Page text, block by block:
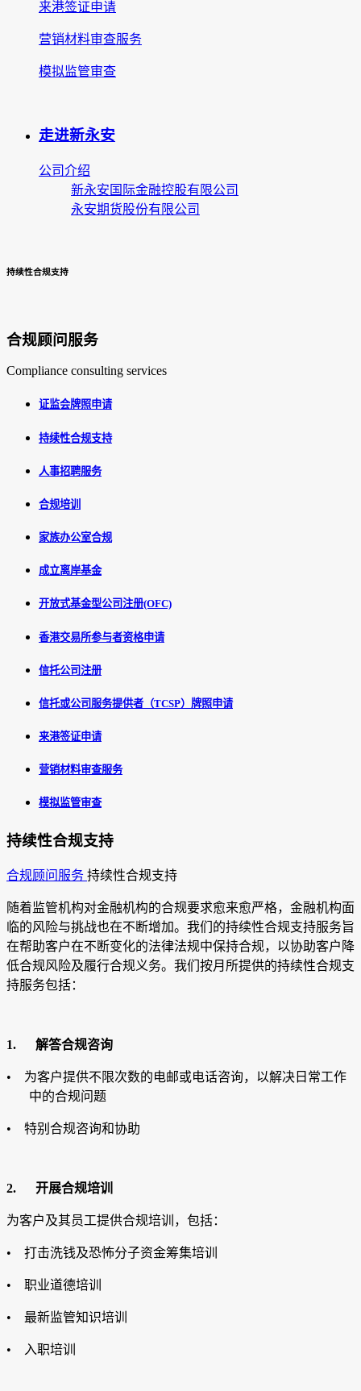
来港签证申请
营销材料审查服务
模拟监管审查
走进新永安
公司介绍
新永安国际金融控股有限公司
永安期货股份有限公司
持续性合规支持
合规顾问服务
Compliance consulting services
证监会牌照申请
持续性合规支持
人事招聘服务
合规培训
家族办公室合规
成立离岸基金
开放式基金型公司注册(OFC)
香港交易所参与者资格申请
信托公司注册
信托或公司服务提供者（TCSP）牌照申请
来港签证申请
营销材料审查服务
模拟监管审查
持续性合规支持
合规顾问服务 持续性合规支持
随着监管机构对金融机构的合规要求愈来愈严格，金融机构面
临的风险与挑战也在不断增加。我们的持续性合规支持服务旨
在帮助客户在不断变化的法律法规中保持合规，以协助客户降
低合规风险及履行合规义务。我们按月所提供的持续性合规支
持服务包括：
1. 解答合规咨询
• 为客户提供不限次数的电邮或电话咨询，以解决日常工作
中的合规问题
• 特别合规咨询和协助
2. 开展合规培训
为客户及其员工提供合规培训，包括：
• 打击洗钱及恐怖分子资金筹集培训
• 职业道德培训
• 最新监管知识培训
• 入职培训